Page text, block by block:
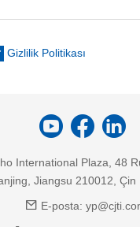
Gizlilik Politikası
International Plaza, 48
Jiangsu 210012,
E-posta: